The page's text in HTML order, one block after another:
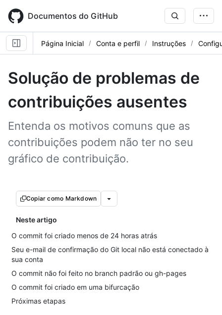
main
content
Documentos do GitHub
Página Inicial Conta e perfil Instruções
Solução de problemas de
contribuições ausentes
Entenda os motivos comuns que as
contribuições podem não ter no seu
gráfico de contribuição.
Copiar como Markdown
Neste artigo
O commit foi criado menos de 24 horas atrás
Seu e-mail de confirmação do Git local não está conectado à
sua conta
O commit não foi feito no branch padrão ou gh-pages
O commit foi criado em uma bifurcação
Próximas etapas